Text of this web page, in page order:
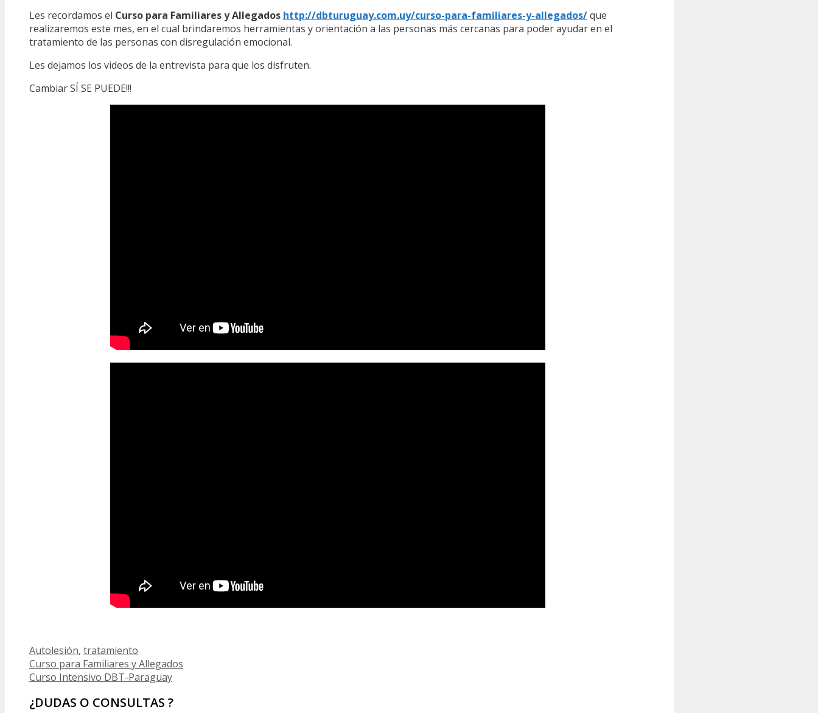
Les recordamos el Curso para Familiares y Allegados http://dbturuguay.com.uy/curso-para-familiares-y-allegados/que
realizaremos este mes, en el cual brindaremos herramientas y orientación a las personas más cercanas para poder ayudar en el
tratamiento de las personas con disregulación emocional.
Les dejamos los videos de la entrevista para que los disfruten.
Cambiar SÍ SE PUEDE!!!
Etiquetas
Autolesión, tratamiento
Curso para Familiares y Allegados
Curso Intensivo DBT-Paraguay
¿DUDAS O CONSULTAS ?